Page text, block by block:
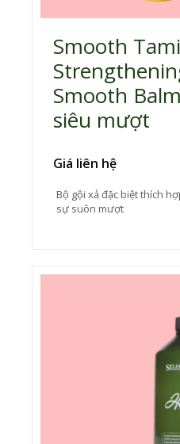
Smooth
Smooth
siêu mượt
Giá liên hệ
Bộ gội xả đặc biệt thích
sự suôn mượt